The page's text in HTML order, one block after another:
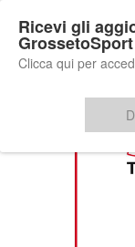
Ricevi gli
GrossetoSport
Clicca qui per